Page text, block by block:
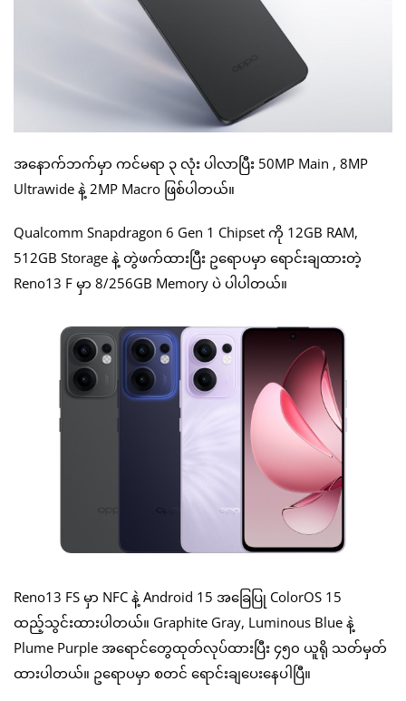
အနောက်ဘက်မှာ ကင်မရာ ၃ လုံး ပါလာပြီး 50MP Main , 8MP
Ultrawide နဲ့ 2MP Macro ဖြစ်ပါတယ်။
Qualcomm Snapdragon 6 Gen 1 Chipset ကို 12GB RAM,
512GB Storage နဲ့ တွဲဖက်ထားပြီး ဥရောပမှာ ရောင်းချထားတဲ့
Reno13 F မှာ 8/256GB Memory ပဲ ပါပါတယ်။
Reno13 FS မှာ NFC နဲ့ Android 15 အခြေပြု ColorOS 15
ထည့်သွင်းထားပါတယ်။ Graphite Gray, Luminous Blue နဲ့
Plume Purple အရောင်တွေထုတ်လုပ်ထားပြီး ၄၅၀ ယူရို သတ်မှတ်
ထားပါတယ်။ ဥရောပမှာ စတင် ရောင်းချပေးနေပါပြီ။